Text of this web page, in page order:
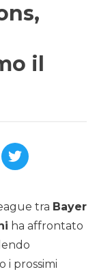
il
tra Bayer
ha affrontato
i prossimi